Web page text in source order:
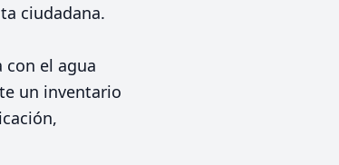
ciudadana.
el agua
un inventario